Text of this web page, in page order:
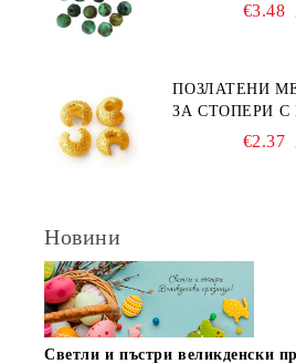
€3.48
ПОЗЛАТЕНИ
ЗА СТОПЕРИ
€2.37
Новини
Светли и пъстри великденски